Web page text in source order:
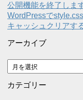
公開機能を終了しま
WordPressで
キャッシュクリアす
アーカイブ
ア
ー
カ
カテゴリー